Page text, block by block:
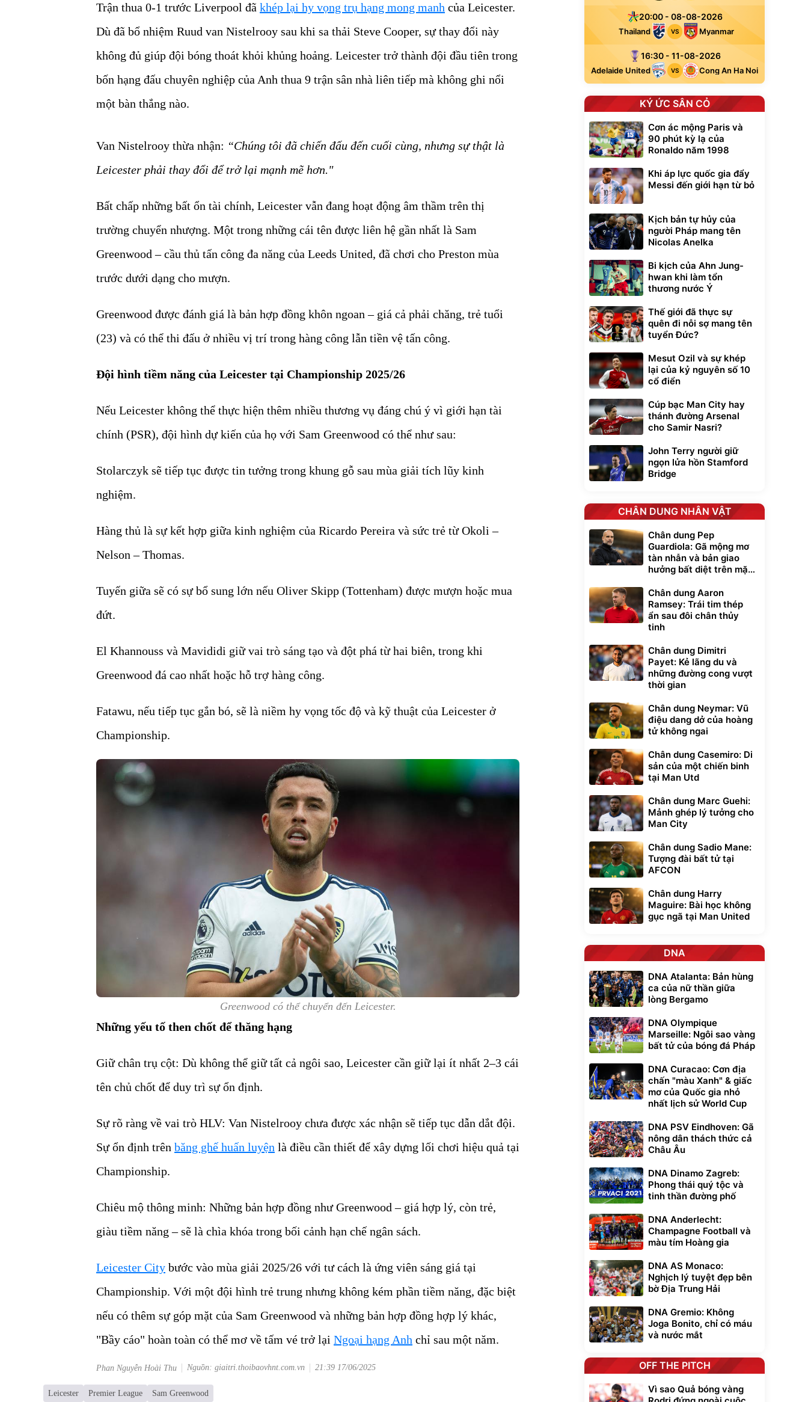
Trận thua 0-1 trước Liverpool đã khép lại hy vọng trụ hạng mong manh của Leicester.
Dù đã bổ nhiệm Ruud van Nistelrooy sau khi sa thải Steve Cooper, sự thay đổi này
không đủ giúp đội bóng thoát khỏi khủng hoảng. Leicester trở thành đội đầu tiên trong
bốn hạng đấu chuyên nghiệp của Anh thua 9 trận sân nhà liên tiếp mà không ghi nổi
một bàn thắng nào.
Van Nistelrooy thừa nhận: “Chúng tôi đã chiến đấu đến cuối cùng, nhưng sự thật là
Leicester phải thay đổi để trở lại mạnh mẽ hơn."
Bất chấp những bất ổn tài chính, Leicester vẫn đang hoạt động âm thầm trên thị
trường chuyển nhượng. Một trong những cái tên được liên hệ gần nhất là Sam
Greenwood – cầu thủ tấn công đa năng của Leeds United, đã chơi cho Preston mùa
trước dưới dạng cho mượn.
Greenwood được đánh giá là bản hợp đồng khôn ngoan – giá cả phải chăng, trẻ tuổi
(23) và có thể thi đấu ở nhiều vị trí trong hàng công lẫn tiền vệ tấn công.
Đội hình tiềm năng của Leicester tại Championship 2025/26
Nếu Leicester không thể thực hiện thêm nhiều thương vụ đáng chú ý vì giới hạn tài
chính (PSR), đội hình dự kiến của họ với Sam Greenwood có thể như sau:
Stolarczyk sẽ tiếp tục được tin tưởng trong khung gỗ sau mùa giải tích lũy kinh
nghiệm.
Hàng thủ là sự kết hợp giữa kinh nghiệm của Ricardo Pereira và sức trẻ từ Okoli –
Nelson – Thomas.
Tuyến giữa sẽ có sự bổ sung lớn nếu Oliver Skipp (Tottenham) được mượn hoặc mua
đứt.
El Khannouss và Mavididi giữ vai trò sáng tạo và đột phá từ hai biên, trong khi
Greenwood đá cao nhất hoặc hỗ trợ hàng công.
Fatawu, nếu tiếp tục gắn bó, sẽ là niềm hy vọng tốc độ và kỹ thuật của Leicester ở
Championship.
Greenwood có thể chuyển đến Leicester.
Những yếu tố then chốt để thăng hạng
Giữ chân trụ cột: Dù không thể giữ tất cả ngôi sao, Leicester cần giữ lại ít nhất 2–3 cái
tên chủ chốt để duy trì sự ổn định.
Sự rõ ràng về vai trò HLV: Van Nistelrooy chưa được xác nhận sẽ tiếp tục dẫn dắt đội.
Sự ổn định trên băng ghế huấn luyện là điều cần thiết để xây dựng lối chơi hiệu quả tại
Championship.
Chiêu mộ thông minh: Những bản hợp đồng như Greenwood – giá hợp lý, còn trẻ,
giàu tiềm năng – sẽ là chìa khóa trong bối cảnh hạn chế ngân sách.
Leicester City bước vào mùa giải 2025/26 với tư cách là ứng viên sáng giá tại
Championship. Với một đội hình trẻ trung nhưng không kém phần tiềm năng, đặc biệt
nếu có thêm sự góp mặt của Sam Greenwood và những bản hợp đồng hợp lý khác,
"Bầy cáo" hoàn toàn có thể mơ về tấm vé trở lại Ngoại hạng Anh chỉ sau một năm.
Phan Nguyễn Hoài Thu Nguồn: giaitri.thoibaovhnt.com.vn 21:39 17/06/2025
Leicester Premier League Sam Greenwood
20:00 - 08-08-2026
Thailand VS Myanmar
16:30 - 11-08-2026
Adelaide United VS Cong An Ha Noi
KÝ ỨC SÂN CỎ
Cơn ác mộng Paris và
90 phút kỳ lạ của
Ronaldo năm 1998
Khi áp lực quốc gia đẩy
Messi đến giới hạn từ bỏ
Kịch bản tự hủy của
người Pháp mang tên
Nicolas Anelka
Bi kịch của Ahn Jung-
hwan khi làm tổn
thương nước Ý
Thế giới đã thực sự
quên đi nỗi sợ mang tên
tuyển Đức?
Mesut Ozil và sự khép
lại của kỷ nguyên số 10
cổ điển
Cúp bạc Man City hay
thánh đường Arsenal
cho Samir Nasri?
John Terry người giữ
ngọn lửa hồn Stamford
Bridge
CHÂN DUNG NHÂN VẬT
Chân dung Pep
Guardiola: Gã mộng mơ
tàn nhẫn và bản giao
hưởng bất diệt trên mặt
Chân dung Aaron
Ramsey: Trái tim thép
ẩn sau đôi chân thủy
tinh
Chân dung Dimitri
Payet: Kẻ lãng du và
những đường cong vượt
thời gian
Chân dung Neymar: Vũ
điệu dang dở của hoàng
tử không ngai
Chân dung Casemiro: Di
sản của một chiến binh
tại Man Utd
Chân dung Marc Guehi:
Mảnh ghép lý tưởng cho
Man City
Chân dung Sadio Mane:
Tượng đài bất tử tại
AFCON
Chân dung Harry
Maguire: Bài học không
gục ngã tại Man United
DNA
DNA Atalanta: Bản hùng
ca của nữ thần giữa
lòng Bergamo
DNA Olympique
Marseille: Ngôi sao vàng
bất tử của bóng đá Pháp
DNA Curacao: Cơn địa
chấn "màu Xanh" & giấc
mơ của Quốc gia nhỏ
nhất lịch sử World Cup
DNA PSV Eindhoven: Gã
nông dân thách thức cả
Châu Âu
DNA Dinamo Zagreb:
Phong thái quý tộc và
tinh thần đường phố
DNA Anderlecht:
Champagne Football và
màu tím Hoàng gia
DNA AS Monaco:
Nghịch lý tuyệt đẹp bên
bờ Địa Trung Hải
DNA Gremio: Không
Joga Bonito, chỉ có máu
và nước mắt
OFF THE PITCH
Vì sao Quả bóng vàng